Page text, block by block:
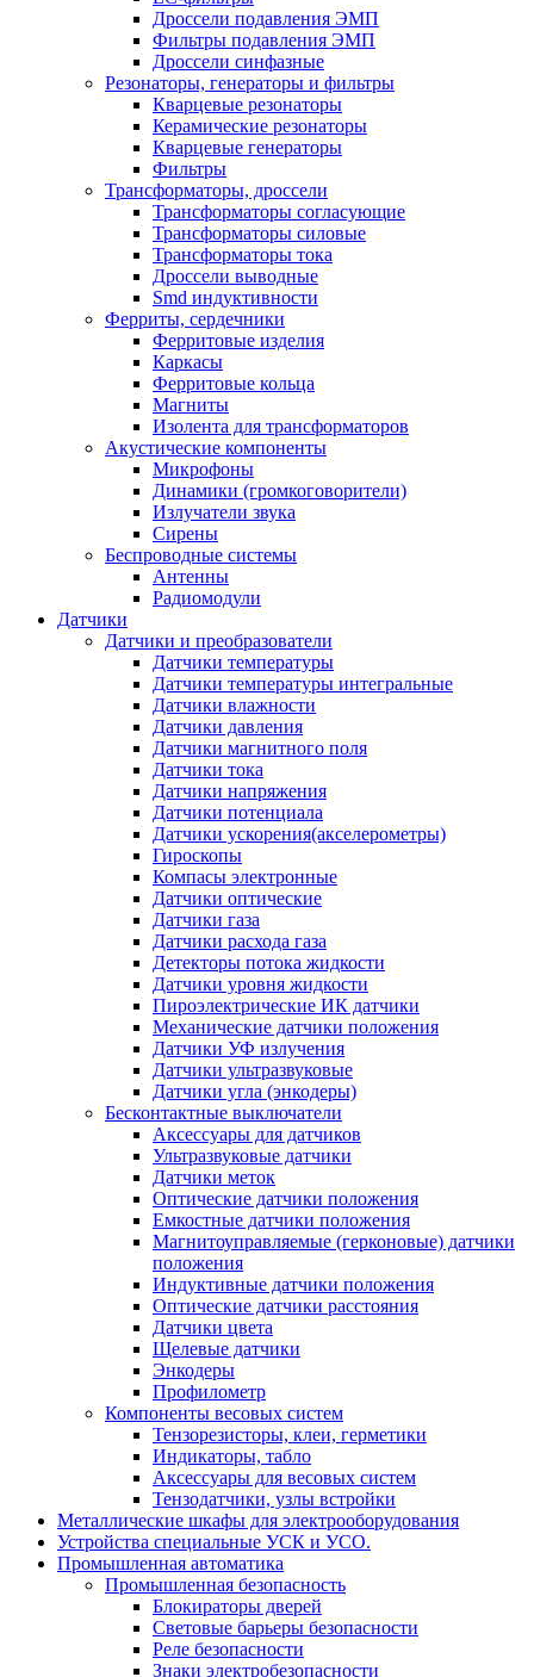
Дроссели подавления ЭМП
Фильтры подавления ЭМП
Дроссели синфазные
Резонаторы, генераторы и фильтры
Кварцевые резонаторы
Керамические резонаторы
Кварцевые генераторы
Фильтры
Трансформаторы, дроссели
Трансформаторы согласующие
Трансформаторы силовые
Трансформаторы тока
Дроссели выводные
Smd индуктивности
Ферриты, сердечники
Ферритовые изделия
Каркасы
Ферритовые кольца
Магниты
Изолента для трансформаторов
Акустические компоненты
Микрофоны
Динамики (громкоговорители)
Излучатели звука
Сирены
Беспроводные системы
Антенны
Радиомодули
Датчики
Датчики и преобразователи
Датчики температуры
Датчики температуры интегральные
Датчики влажности
Датчики давления
Датчики магнитного поля
Датчики тока
Датчики напряжения
Датчики потенциала
Датчики ускорения(акселерометры)
Гироскопы
Компасы электронные
Датчики оптические
Датчики газа
Датчики расхода газа
Детекторы потока жидкости
Датчики уровня жидкости
Пироэлектрические ИК датчики
Механические датчики положения
Датчики УФ излучения
Датчики ультразвуковые
Датчики угла (энкодеры)
Бесконтактные выключатели
Аксессуары для датчиков
Ультразвуковые датчики
Датчики меток
Оптические датчики положения
Емкостные датчики положения
Магнитоуправляемые (герконовые) датчики
положения
Индуктивные датчики положения
Оптические датчики расстояния
Датчики цвета
Щелевые датчики
Энкодеры
Профилометр
Компоненты весовых систем
Тензорезисторы, клеи, герметики
Индикаторы, табло
Аксессуары для весовых систем
Тензодатчики, узлы встройки
Металлические шкафы для электрооборудования
Устройства специальные УСК и УСО.
Промышленная автоматика
Промышленная безопасность
Блокираторы дверей
Световые барьеры безопасности
Реле безопасности
Знаки электробезопасности